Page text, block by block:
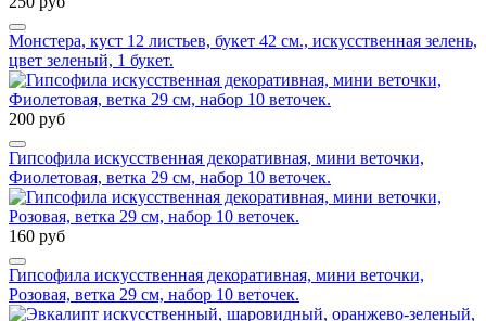
Монстера, куст 12 листьев, букет 42 см., искусственная зелень,
цвет зеленый, 1 букет.
200 руб
Гипсофила искусственная декоративная, мини веточки,
Фиолетовая, ветка 29 см, набор 10 веточек.
160 руб
Гипсофила искусственная декоративная, мини веточки,
Розовая, ветка 29 см, набор 10 веточек.